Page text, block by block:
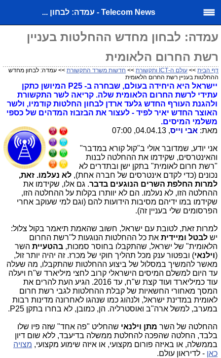
Telecom News - עמדה: לבחון ...
עמדה: לבחון מחדש ההחלטות בעניין
רשת החרום הלאומית
דף הבית >> עולם ה-ICT ותקשורת >> חדשות משרד התקשורת >> עמדה: לבחון מחדש
ההחלטות בעניין רשת החרום הלאומית
יישראל היא היחידה בעולם, שבחרה ב- P25 המיושן כתקן
עתידי לרשת החרום הלאומית שלה. קריאה לשר התקשורת
ולהגנת העורף החדש גלעד ארדן לבחון החלטות קודמיו, ולשר
האוצר החדש יאיר לפיד - לעצור את הבזבוז המדהים של כספי
משלמי המיסים.
מאת: אבי וייס, 04.04.13, 07:00
אני יודע, שמדובר אולי ב"קול קורא במדבר"
והאינטרסים, שקידמו את ההחלטה לבנות
"רשת חרום לאומית" בתקן ישן ובתדרים לא
נכונים (כדי לקדם אינטרסים של חברה אחת), לא נעלמו. זאת,
למרות החלפת השרים הנוגעים בדבר. גם אלו, שקידמו את
ההחלטה הזו, לא נעלמו. הם לא יוותרו בקלות על ההחלטה הזו,
שקידמו במו ידיהם מסיבות הידועות להם (וגם למי שעוקב אחרי
הפרסומים שלי בעניין זה).
למרות זאת, לטובת עם ישראל, חשוב שהאמת תיאמר בקול צלול:
יש לבטל ומיידית את כל ההחלטות הנוגעות ל"רשת החרום
הלאומית" של ישראל, שהתקבלו בחוסר סמכות, בהטעיית השר
(וילנאי) ובפטור ענק מכל תהליך חוקי של מכרז. זה יהיה יותר זול,
מאשר להמשיך במסלול של ביצוע ההחלטות שהתקבלו, מה שעלה
עד היום למשלם המיסים הישראלי קרוב לחצי מיליארד ש"ח ויעלה
עוד כמיליארד ועוד קצת ש"ח, עד 2016. הגיע העת להרים את
המסך מאחורי החשאיות של קבלת ההחלטות לגבי רשת חרום
לאומית במדינת ישראל, ולנהוג כמו שנהגו לאחרונה מדינות רבות
במערב, למשל ארה"ב ואוסטרליה. הן, כמובן, לא בחרו בתקן P25.
ההחלטה של השר מתן וילנאי שהחליט "פה אחד" שזה פיו שלו
בלבד, החלטה שהפכה להחלטת ממשלה בדיעבד, ללא שום דיון
בממשלה, או באיזה פורום מקצועי, או איזה שימוע מקצועי, מצויה
כאן - לדיראון עולם.